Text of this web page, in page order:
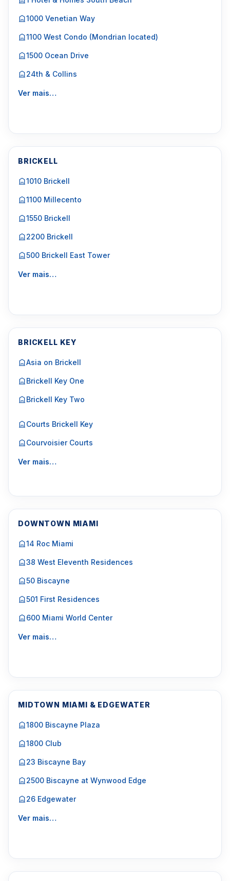
1000 Venetian Way
1100 West Condo (Mondrian located)
1500 Ocean Drive
24th & Collins
Ver mais…
BRICKELL
1010 Brickell
1100 Millecento
1550 Brickell
2200 Brickell
500 Brickell East Tower
Ver mais…
BRICKELL KEY
Asia on Brickell
Brickell Key One
Brickell Key Two
Courts Brickell Key
Courvoisier Courts
Ver mais…
DOWNTOWN MIAMI
14 Roc Miami
38 West Eleventh Residences
50 Biscayne
501 First Residences
600 Miami World Center
Ver mais…
MIDTOWN MIAMI & EDGEWATER
1800 Biscayne Plaza
1800 Club
23 Biscayne Bay
2500 Biscayne at Wynwood Edge
26 Edgewater
Ver mais…